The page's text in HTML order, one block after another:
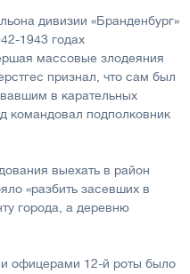
дивизии «Бранденбург»
1943 годах
массовые злодеяния
признал, что сам был
в карательных
командовал подполковник
выехать в район
«разбить засевших в
города, а деревню
и офицерами 12-й роты было